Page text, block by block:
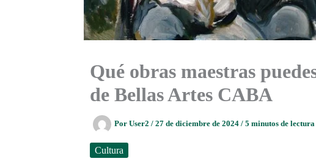
Qué obras maestras
de Bellas Artes CABA
Por User2 / 27 de diciembre de 2024 / 5 minutos de lectura
Cultura